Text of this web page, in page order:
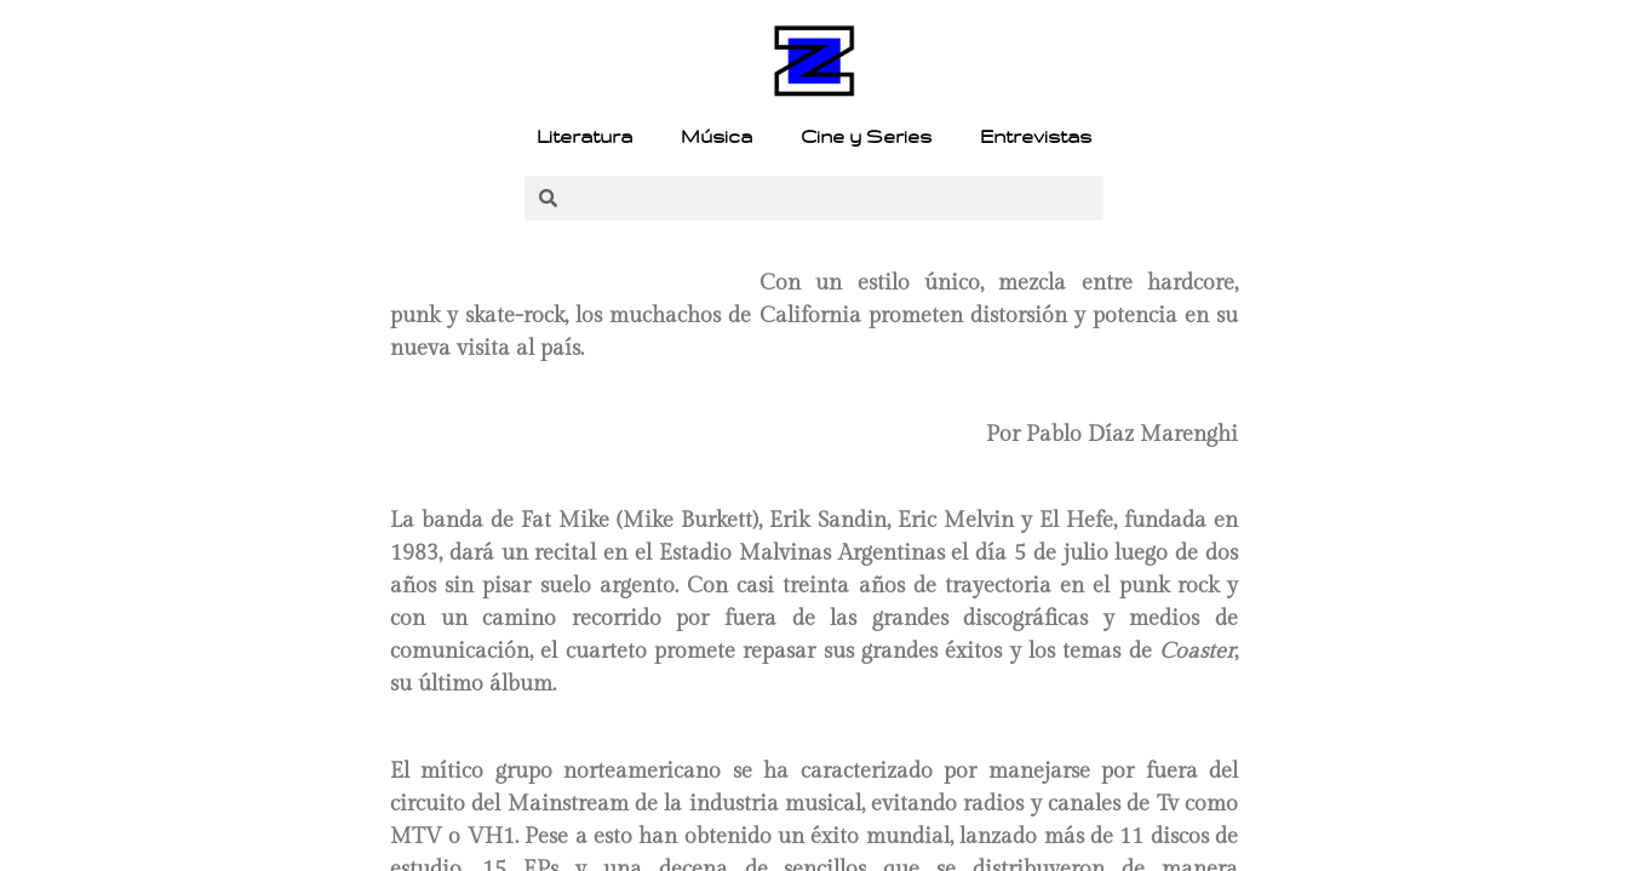
Literatura Música Cine y Series Entrevistas
Con un estilo único, mezcla entre hardcore,
punk y skate-rock, los muchachos de California prometen distorsión y potencia en su
nueva visita al país.
Por Pablo Díaz Marenghi
La banda de Fat Mike (Mike Burkett), Erik Sandin, Eric Melvin y El Hefe, fundada en
1983, dará un recital en el Estadio Malvinas Argentinas el día 5 de julio luego de dos
años sin pisar suelo argento. Con casi treinta años de trayectoria en el punk rock y
con un camino recorrido por fuera de las grandes discográficas y medios de
comunicación, el cuarteto promete repasar sus grandes éxitos y los temas de Coaster,
su último álbum.
El mítico grupo norteamericano se ha caracterizado por manejarse por fuera del
circuito del Mainstream de la industria musical, evitando radios y canales de Tv como
MTV o VH1. Pese a esto han obtenido un éxito mundial, lanzado más de 11 discos de